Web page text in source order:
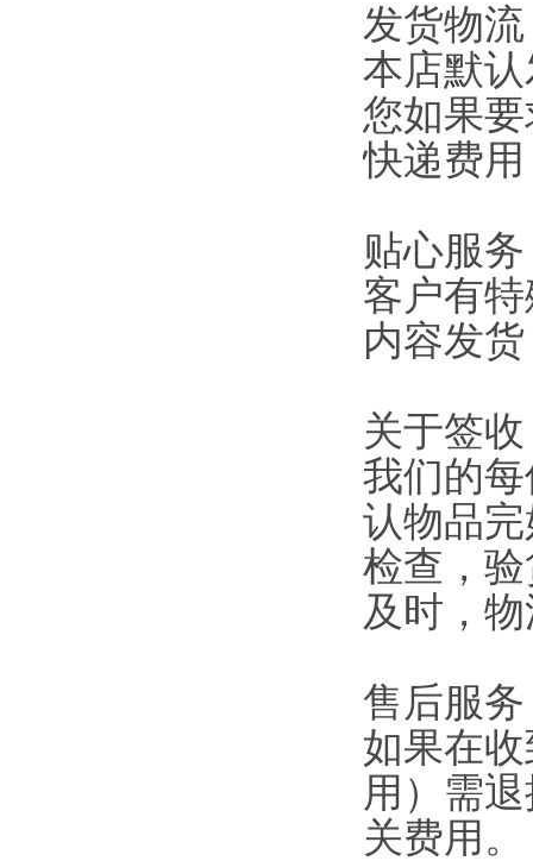
发货物流
本店默
您如果
快递费用
贴心服务
客户有
内容发货
关于签收
我们的
认物品
检查，
及时，
售后服务
如果在
用）需
关费用